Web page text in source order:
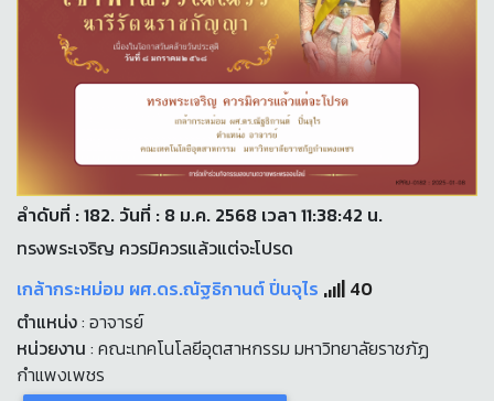
ลำดับที่ : 182. วันที่ : 8 ม.ค. 2568 เวลา 11:38:42 น.
ทรงพระเจริญ ควรมิควรแล้วแต่จะโปรด
เกล้ากระหม่อม ผศ.ดร.ณัฐธิกานต์ ปิ่นจุไร
40
ตำแหน่ง: อาจารย์
หน่วยงาน : คณะเทคโนโลยีอุตสาหกรรม มหาวิทยาลัยราชภัฏ
กำแพงเพชร